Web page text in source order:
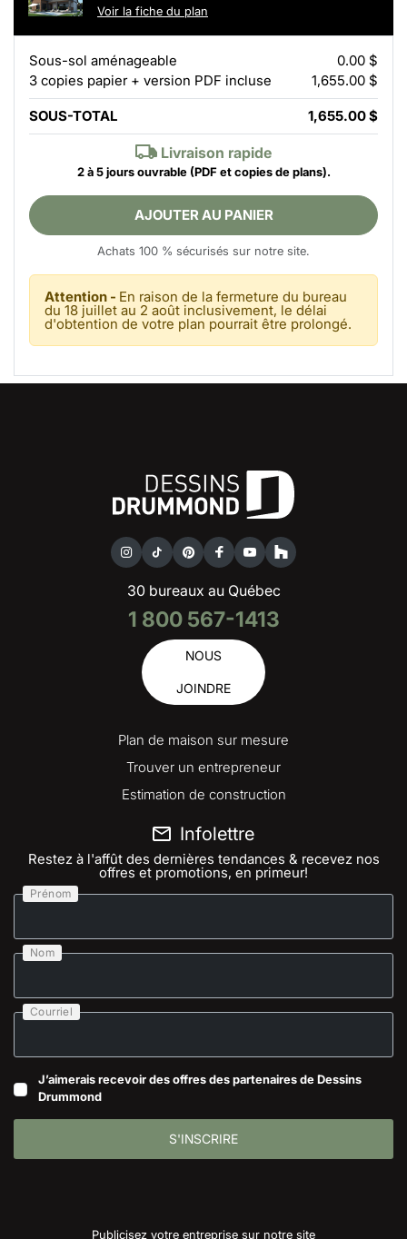
Voir la fiche du plan
Sous-sol aménageable
0.00 $
3 copies papier + version PDF incluse
1,655.00 $
SOUS-TOTAL 1,655.00 $
Livraison rapide
2 à 5 jours ouvrable(PDF et copies de plans).
AJOUTER AU PANIER
Achats 100 % sécurisés sur notre site.
Attention - En raison de la fermeture du bureau
du 18 juillet au 2 août inclusivement, le délai
d'obtention de votre plan pourrait être prolongé.
30 bureaux au Québec
1 800 567-1413
NOUS
JOINDRE
Plan de maison sur mesure
Trouver un entrepreneur
Estimation de construction
Infolettre
Restez à l'affût des dernières tendances & recevez nos
offres et promotions, en primeur!
Prénom
Nom
Courriel
J’aimerais recevoir des offres des partenaires de Dessins
Drummond
S'INSCRIRE
Publicisez votre entreprise sur notre site